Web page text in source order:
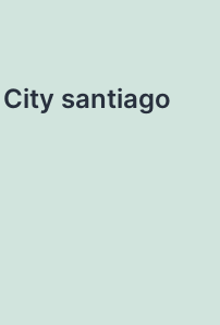
santiago